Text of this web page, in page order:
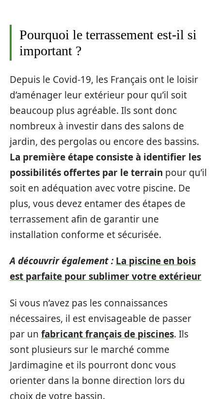
Pourquoi le terrassement est-il si
important ?
Depuis le Covid-19, les Français ont le loisir
d’aménager leur extérieur pour qu’il soit
beaucoup plus agréable. Ils sont donc
nombreux à investir dans des salons de
jardin, des pergolas ou encore des bassins.
La première étape consiste à identifier les
possibilités offertes par le terrain pour qu’il
soit en adéquation avec votre piscine. De
plus, vous devez entamer des étapes de
terrassement afin de garantir une
installation conforme et sécurisée.
A découvrir également : La piscine en bois
est parfaite pour sublimer votre extérieur
Si vous n’avez pas les connaissances
nécessaires, il est envisageable de passer
par un fabricant français de piscines. Ils
sont plusieurs sur le marché comme
Jardimagine et ils pourront donc vous
orienter dans la bonne direction lors du
choix de votre bassin.